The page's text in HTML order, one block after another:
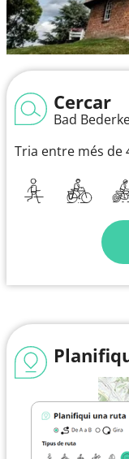
Cercar
Bad
Tria entre més de